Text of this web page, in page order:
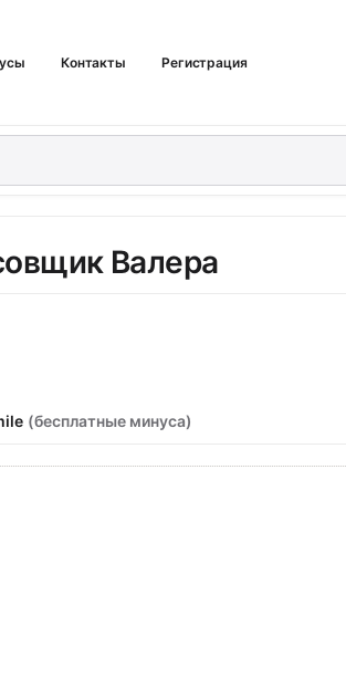
Контакты Регистрация
Валера
(бесплатные минуса)